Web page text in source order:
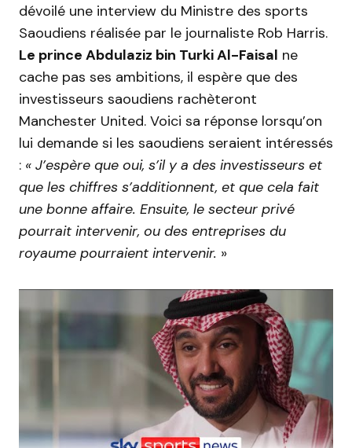
dévoilé une interview du Ministre des sports
Saoudiens réalisée par le journaliste Rob Harris.
Le prince Abdulaziz bin TurkiAl-Faisal ne
cache pas ses ambitions, il espère que des
investisseurs saoudiens rachèteront
Manchester United. Voici sa réponse lorsqu’on
lui demande si les saoudiens seraient intéressés
: « J’espère que oui, s’il y a des investisseurs et
que les chiffres s’additionnent, et que cela fait
une bonne affaire. Ensuite, le secteur privé
pourrait intervenir, ou des entreprises du
royaume pourraient intervenir. »